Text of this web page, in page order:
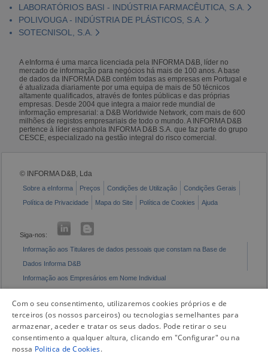
LABORATÓRIOS BASI - INDÚSTRIA FARMACÊUTICA, S.A.
POLIVOUGA - INDÚSTRIA DE PLÁSTICOS, S.A.
SOTECNISOL, S.A.
A eInforma é uma marca licenciada pela INFORMA D&B, líder no
mercado de informação para negócios há mais de 100 anos. A base
de dados da INFORMA D&B contém todas as empresas em Portugal e
é atualizada diariamente por uma equipa de mais de 50 técnicos
altamente qualificados, através de fontes públicas e das próprias
empresas. Desde 2004 que integra a maior rede mundial de
informação empresarial: a D&B Worldwide Network, com mais de 600
milhões de registos empresariais de todo o mundo. A INFORMA D&B
pertence à líder espanhola INFORMA D&B S.A. que faz parte do grupo
CESCE, especializado na gestão integral do risco comercial.
© INFORMA D&B, Lda
Sobre a eInforma Preços Condições de Utilização
Condições Gerais
Política de Privacidade
Mapa do Site Política de Cookies Ajuda
Siga-nos:
Informação aos Titulares de dados pessoais que constam na Base de
Dados Informa D&B
Informação aos Empresários em Nome Individual
Com o seu consentimento, utilizaremos cookies próprios e de
terceiros (os nossos parceiros) ou tecnologias semelhantes para
armazenar, aceder e tratar os seus dados. Pode retirar o seu
consentimento a qualquer altura, clicando em "Configurar" ou na
nossa Politica de Cookies.